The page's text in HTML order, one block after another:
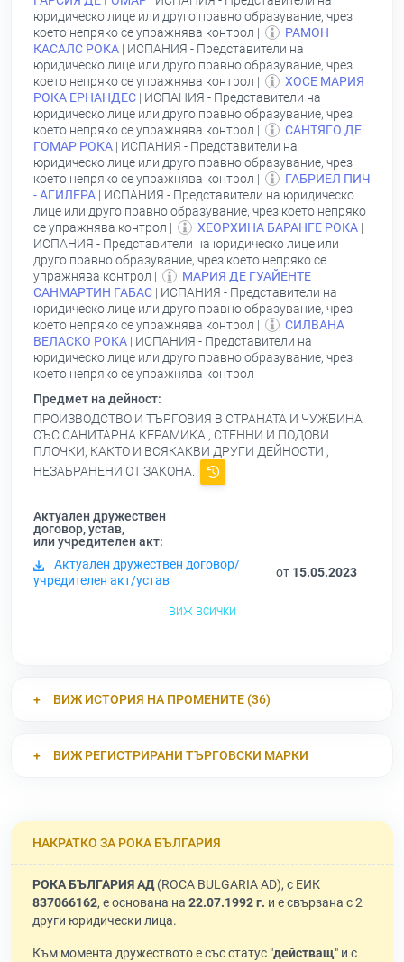
юридическо лице или друго правно образувание, чрез
което непряко се упражнява контрол |
РАМОН
КАСАЛС РОКА | ИСПАНИЯ - Представители на
юридическо лице или друго правно образувание, чрез
което непряко се упражнява контрол |
ХОСЕ МАРИЯ
РОКА ЕРНАНДЕС | ИСПАНИЯ - Представители на
юридическо лице или друго правно образувание, чрез
което непряко се упражнява контрол |
САНТЯГО ДЕ
ГОМАР РОКА | ИСПАНИЯ - Представители на
юридическо лице или друго правно образувание, чрез
което непряко се упражнява контрол |
ГАБРИЕЛ ПИЧ
- АГИЛЕРА | ИСПАНИЯ - Представители на юридическо
лице или друго правно образувание, чрез което непряко
се упражнява контрол |
ХЕОРХИНА БАРАНГЕ РОКА |
ИСПАНИЯ - Представители на юридическо лице или
друго правно образувание, чрез което непряко се
упражнява контрол |
МАРИЯ ДЕ ГУАЙЕНТЕ
САНМАРТИН ГАБАС | ИСПАНИЯ - Представители на
юридическо лице или друго правно образувание, чрез
което непряко се упражнява контрол |
СИЛВАНА
ВЕЛАСКО РОКА | ИСПАНИЯ - Представители на
юридическо лице или друго правно образувание, чрез
което непряко се упражнява контрол
Предмет на дейност:
ПРОИЗВОДСТВО И ТЪРГОВИЯ В СТРАНАТА И ЧУЖБИНА
СЪС САНИТАРНА КЕРАМИКА , СТЕННИ И ПОДОВИ
ПЛОЧКИ, КАКТО И ВСЯКАКВИ ДРУГИ ДЕЙНОСТИ ,
НЕЗАБРАНЕНИ ОТ ЗАКОНА.
Актуален дружествен
договор, устав,
или учредителен акт:
Актуален дружествен договор/
учредителен акт/устав
от 15.05.2023
виж всички
ВИЖ ИСТОРИЯ НА ПРОМЕНИТЕ (36)
ВИЖ РЕГИСТРИРАНИ ТЪРГОВСКИ МАРКИ
НАКРАТКО ЗА РОКА БЪЛГАРИЯ
РОКА БЪЛГАРИЯ АД(ROCA BULGARIA AD), с ЕИК
837066162, е основана на 22.07.1992 г. и е свързана с 2
други юридически лица.
Към момента дружеството е със статус "действащ" и с